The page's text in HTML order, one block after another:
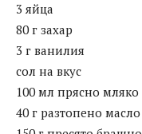
3 яйца
80 г захар
3 г ванилия
сол на вкус
100 мл прясно мляко
40 г разтопено масло